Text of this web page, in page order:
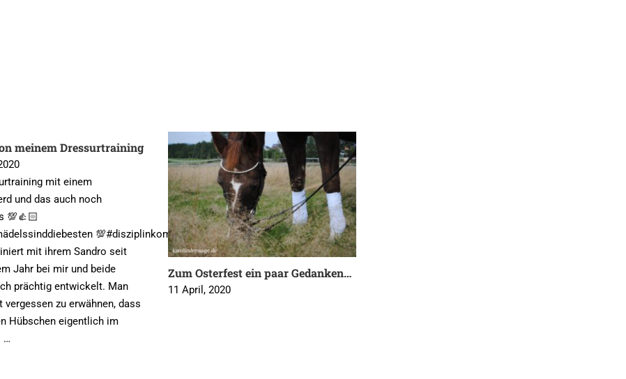
meinem Dressurtraining
mit einem
und das auch noch
💯👍🏻
💯#disziplinkombiniertmitparty
mit ihrem Sandro seit
Jahr bei mir und beide
prächtig entwickelt. Man
vergessen zu erwähnen, dass
Hübschen eigentlich im
…
Zum Osterfest ein paar Gedanken…
11 April, 2020